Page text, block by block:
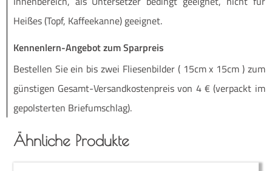
Ähnliche Produkte
Hei­ßes (Topf, Kaf­fee­kan­ne) geeignet.
Kennenlern-Angebot zum Sparpreis
Be­stel­len Sie ein bis zwei Flie­sen­bil­der ( 15cm x 15cm ) zum
güns­ti­gen Ge­­samt-Ver­­­san­d­­kos­­ten­­preis von 4 € (ver­packt im
ge­pols­ter­ten Briefumschlag).